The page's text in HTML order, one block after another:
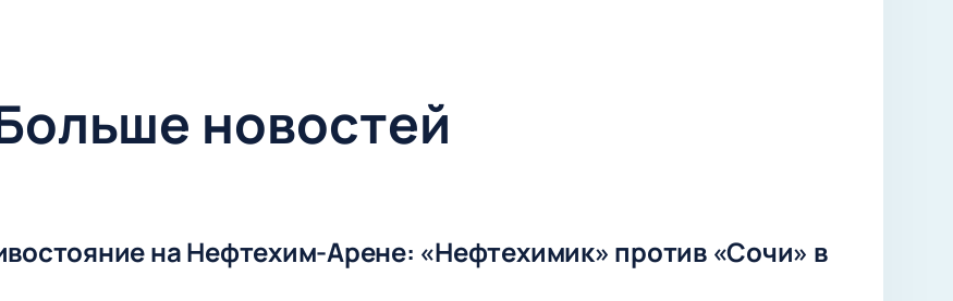
новостей
на Нефтехим-Арене: «Нефтехимик» против «Сочи» в